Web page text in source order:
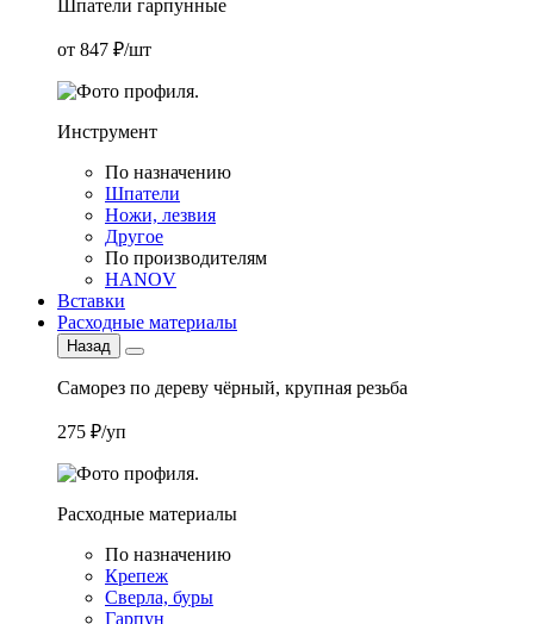
Шпатели гарпунные
от 847 ₽/шт
Инструмент
По назначению
Шпатели
Ножи, лезвия
Другое
По производителям
HANOV
Вставки
Расходные материалы
Назад
Саморез по дереву чёрный, крупная резьба
275 ₽/уп
Расходные материалы
По назначению
Крепеж
Сверла, буры
Гарпун